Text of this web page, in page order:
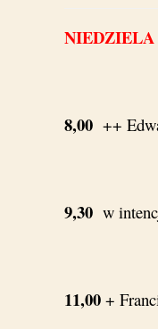
NIEDZIELA
8,00 ++
9,30 w
11,00 +